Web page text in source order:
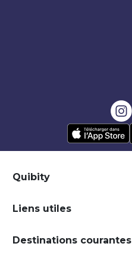
Quibity
Liens utiles
Destinations courantes